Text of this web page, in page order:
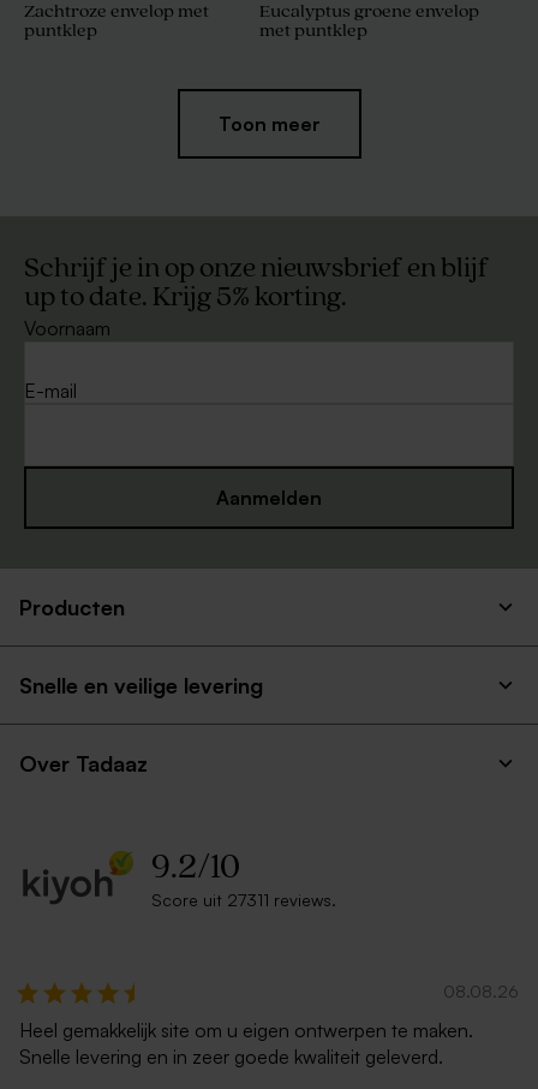
Zachtroze envelop met
puntklep
Eucalyptus groene envelop
met puntklep
Eco envelop
Leuke witte envelop
Goud metallic enveloppe
Envelop roestbruin met
Toon meer
Schrijf je in op onze nieuwsbrief en blijf
up to date. Krijg 5% korting.
Voornaam
E-mail
Aanmelden
Producten
Snelle en veilige levering
Over Tadaaz
9.2/10
Score uit 27311 reviews.
08.08.26
Heel gemakkelijk site om u eigen ontwerpen te maken.
Snelle levering en in zeer goede kwaliteit geleverd.